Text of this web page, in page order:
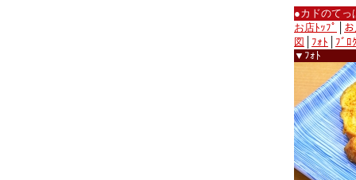
●カドのて
お店ﾄｯﾌﾟ
図
ﾌｫﾄ
ﾌﾞﾛ
▼ﾌｫﾄ